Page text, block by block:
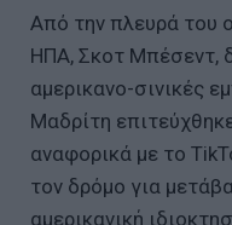
Από την πλευρά του
ΗΠΑ, Σκοτ Μπέσεντ,
αμερικανο-σινικές
Μαδρίτη
αναφορικά με το
τον δρόμο για
αμερικανική